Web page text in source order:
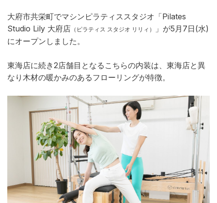
大府市共栄町でマシンピラティススタジオ「Pilates
Studio Lily 大府店 （ピラティス スタジオ リリィ）
」が5月7日(水)
にオープンしました。
東海店に続き2店舗目となるこちらの内装は、東海店と異
なり木材の暖かみのあるフローリングが特徴。